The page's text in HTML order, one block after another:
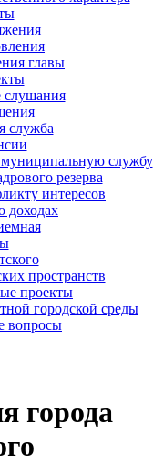
главы
служба
службу
резерва
интересов
доходах
пространств
проекты
городской среды
вопросы
города